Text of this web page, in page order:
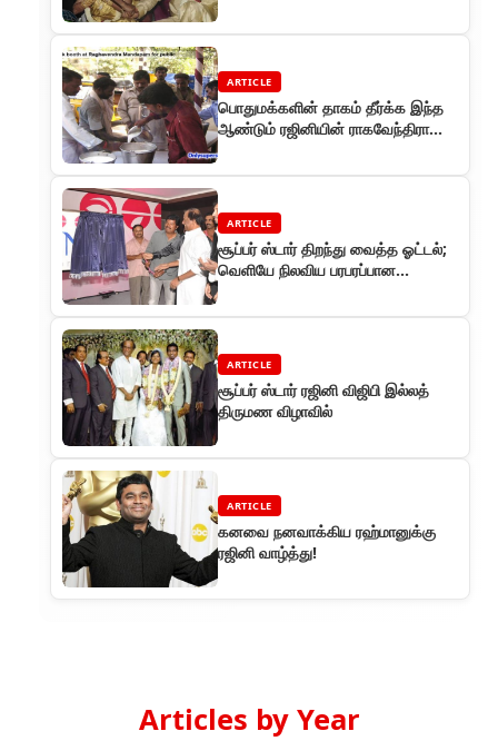
ARTICLE
பொதுமக்களின் தாகம் தீர்க்க இந்த
ஆண்டும் ரஜினியின் ராகவேந்திரா
ARTICLE
சூப்பர் ஸ்டார் திறந்து வைத்த ஓட்டல்;
வெளியே நிலவிய பரபரப்பான
ARTICLE
சூப்பர் ஸ்டார் ரஜினி விஜிபி இல்லத்
திருமண விழாவில்
ARTICLE
கனவை நனவாக்கிய ரஹ்மானுக்கு
ரஜினி வாழ்த்து!
Articles by Year